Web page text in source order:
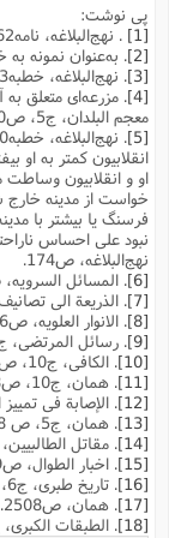
پی نوشت:
. نهج‌البلاغه، نامه62.
. به‌عنوان نمونه به خطبه 30و164 نهج‌البلاغه
. نهج‌البلاغه، خطبه163.
. مزرعه‌ای متعلق
معجم البلدان، ج5، ص450.
انقلابیون کمتر به او
او و انقلابیون
خواست از مدینه خارج
فرسنگ یا بیشتر با
نبود على احساس
نهج‌البلاغه، ص174.
. المسائل السرویه،
. الذریعة الی تصانیف
. الانوار العلویه، ص436.
. ‌رسائل المرتضی، ج3، ‌ص148.
. الکافی، ج10، ص629.
. همان، ج10، ص628.
. الإصابة فی تمییز
. همان، ج5، ص 48-49 و ص200و201.
. مقاتل الطالبیین،
. اخبار الطوال، ص219.
. تاریخ طبرى، ج‌6، ص2500.
. همان، ص2508.
. الطبقات الکبری، ج6،